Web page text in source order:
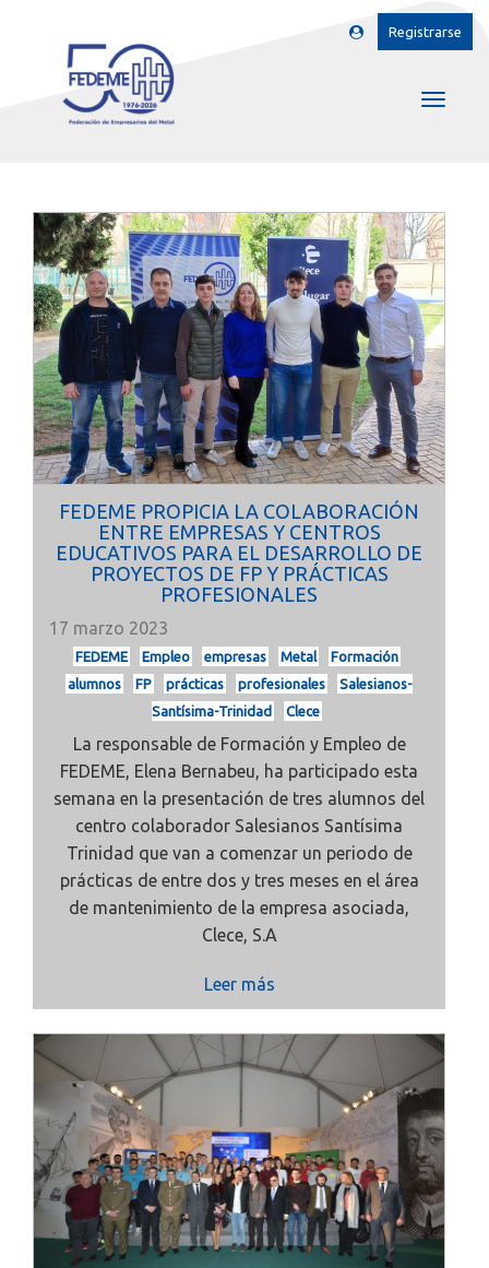
Registrarse
FEDEME PROPICIA LA COLABORACIÓN
ENTRE EMPRESAS Y CENTROS
EDUCATIVOS PARA EL DESARROLLO DE
PROYECTOS DE FP Y PRÁCTICAS
PROFESIONALES
17 marzo 2023
FEDEME Empleo empresas Metal
Formación
alumnos
FP prácticas profesionales
Salesianos-
Santísima-Trinidad
Clece
La responsable de Formación y Empleo de
FEDEME, Elena Bernabeu, ha participado esta
semana en la presentación de tres alumnos del
centro colaborador Salesianos Santísima
Trinidad que van a comenzar un periodo de
prácticas de entre dos y tres meses en el área
de mantenimiento de la empresa asociada,
Clece, S.A
Leer más